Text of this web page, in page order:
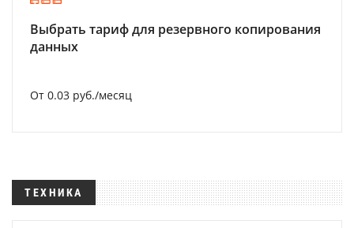
Выбрать тариф для резервного копирования
данных
От 0.03 руб./месяц
ТЕХНИКА